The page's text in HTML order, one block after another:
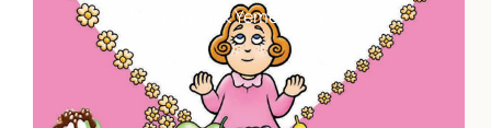
6.Hafta : Yemek Yeme Adabı